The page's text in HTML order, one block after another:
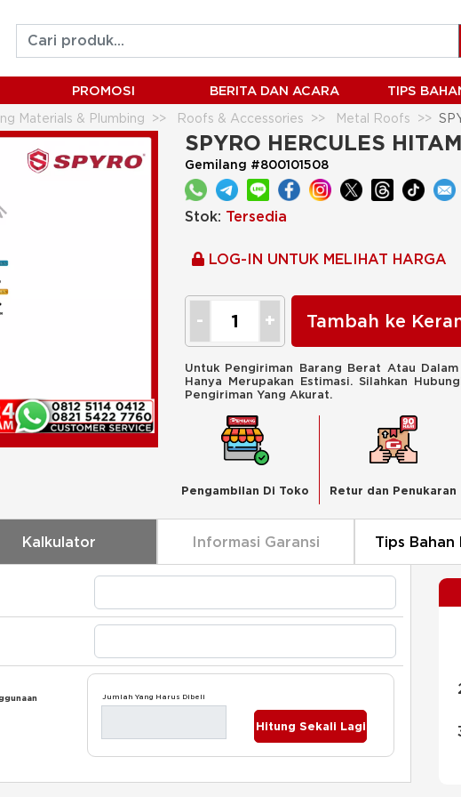
PROMOSI BERITA DAN ACARA TIPS
Materials & Plumbing Roofs & Accessories Metal Roofs
SPYRO HERCULES
Gemilang #800101508
Stok: Tersedia
LOG-IN UNTUK MELIHAT HARGA
Tambah ke
Untuk Pengiriman Barang Berat Atau
Hanya Merupakan Estimasi. Silahkan
Pengiriman Yang Akurat.
Pengambilan Di Toko Retur dan Penukaran
Kalkulator Informasi Garansi Tips Bahan
Jumlah Yang Harus Dibeli
Hitung Sekali Lagi